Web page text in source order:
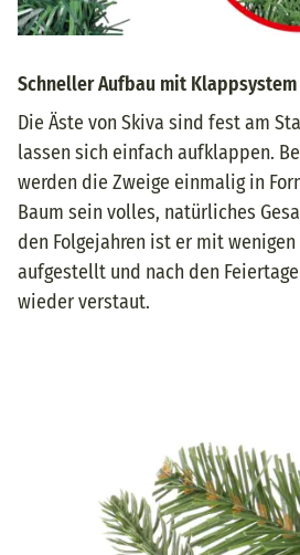
Schneller Aufbau mit Klappsystem
Die Äste von Skiva sind fest am
lassen sich einfach aufklappen.
werden die Zweige einmalig in
Baum sein volles, natürliches
den Folgejahren ist er mit
aufgestellt und nach den
wieder verstaut.